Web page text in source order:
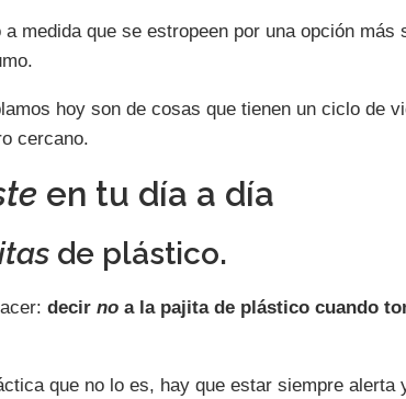
medida que se estropeen por una opción más
hoy son de cosas que tienen un ciclo de
cercano.
en tu día a día
de plástico.
decir no a la pajita de plástico cuando
que no lo es, hay que estar siempre alerta